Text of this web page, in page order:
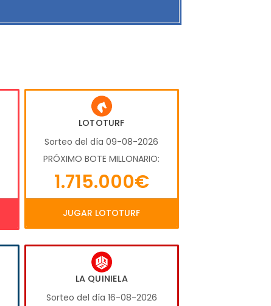
LOTOTURF
Sorteo del día 09-08-2026
PRÓXIMO BOTE MILLONARIO:
1.715.000€
JUGAR LOTOTURF
LA QUINIELA
Sorteo del día 16-08-2026